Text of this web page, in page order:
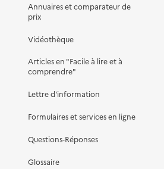
Annuaires et comparateur de
prix
Vidéothèque
Articles en "Facile à lire et à
comprendre"
Lettre d'information
Formulaires et services en ligne
Questions-Réponses
Glossaire